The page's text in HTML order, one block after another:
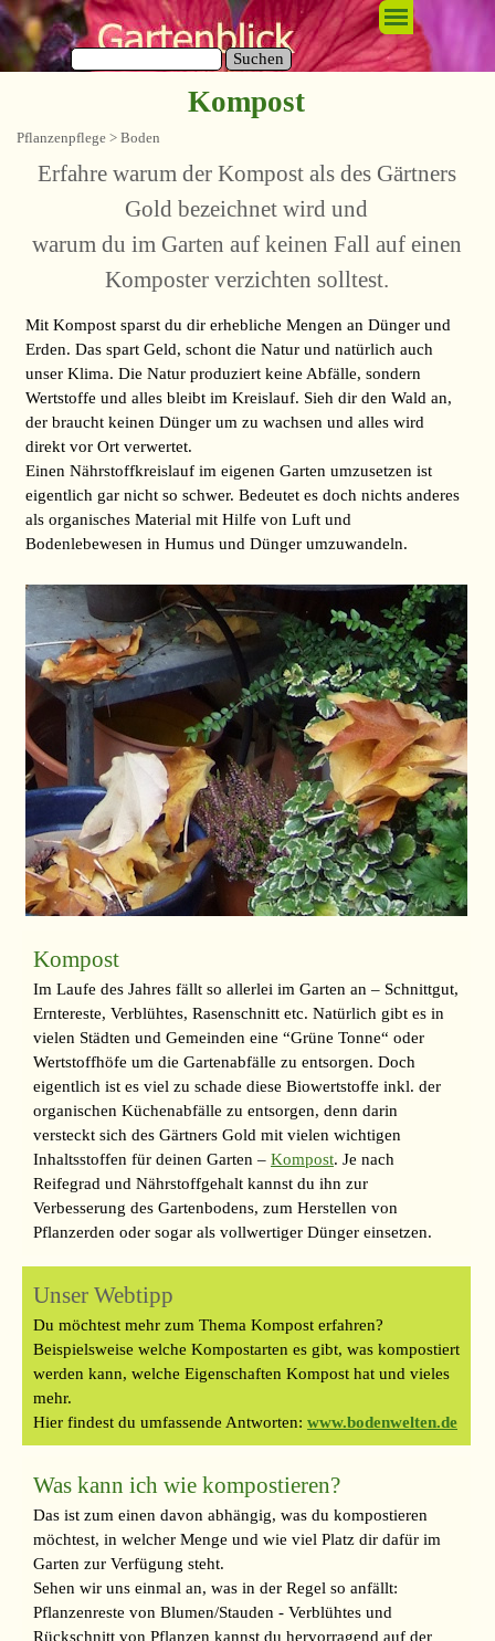
Direkt zum Seiteninhalt Menü überspringen
Suchen
Kompost
Pflanzenpflege > Boden
Erfahre warum der Kompost als des Gärtners
Gold bezeichnet wird und
warum du im Garten auf keinen Fall auf einen
Komposter verzichten solltest.
Mit Kompost sparst du dir erhebliche Mengen an Dünger und
Erden. Das spart Geld, schont die Natur und natürlich auch
unser Klima. Die Natur produziert keine Abfälle, sondern
Wertstoffe und alles bleibt im Kreislauf. Sieh dir den Wald an,
der braucht keinen Dünger um zu wachsen und alles wird
direkt vor Ort verwertet.
Einen Nährstoffkreislauf im eigenen Garten umzusetzen ist
eigentlich gar nicht so schwer. Bedeutet es doch nichts anderes
als organisches Material mit Hilfe von Luft und
Bodenlebewesen in Humus und Dünger umzuwandeln.
Kompost
Im Laufe des Jahres fällt so allerlei im Garten an – Schnittgut,
Erntereste, Verblühtes, Rasenschnitt etc. Natürlich gibt es in
vielen Städten und Gemeinden eine “Grüne Tonne“ oder
Wertstoffhöfe um die Gartenabfälle zu entsorgen. Doch
eigentlich ist es viel zu schade diese Biowertstoffe inkl. der
organischen Küchenabfälle zu entsorgen, denn darin
versteckt sich des Gärtners Gold mit vielen wichtigen
Inhaltsstoffen für deinen Garten – Kompost. Je nach
Reifegrad und Nährstoffgehalt kannst du ihn zur
Verbesserung des Gartenbodens, zum Herstellen von
Pflanzerden oder sogar als vollwertiger Dünger einsetzen.
Unser Webtipp
Du möchtest mehr zum Thema Kompost erfahren?
Beispielsweise welche Kompostarten es gibt, was kompostiert
werden kann, welche Eigenschaften Kompost hat und vieles
mehr.
Hier findest du umfassende Antworten: www.bodenwelten.de
Was kann ich wie kompostieren?
Das ist zum einen davon abhängig, was du kompostieren
möchtest, in welcher Menge und wie viel Platz dir dafür im
Garten zur Verfügung steht.
Sehen wir uns einmal an, was in der Regel so anfällt:
Pflanzenreste von Blumen/Stauden - Verblühtes und
Rückschnitt von Pflanzen kannst du hervorragend auf der